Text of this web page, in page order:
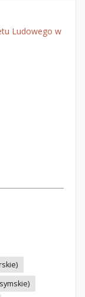
Ludowego w